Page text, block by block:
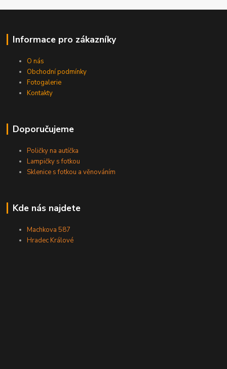
Informace pro zákazníky
O nás
Obchodní podmínky
Fotogalerie
Kontakty
Doporučujeme
Poličky na autíčka
Lampičky s fotkou
Sklenice s fotkou a věnováním
Kde nás najdete
Machkova 587
Hradec Králové